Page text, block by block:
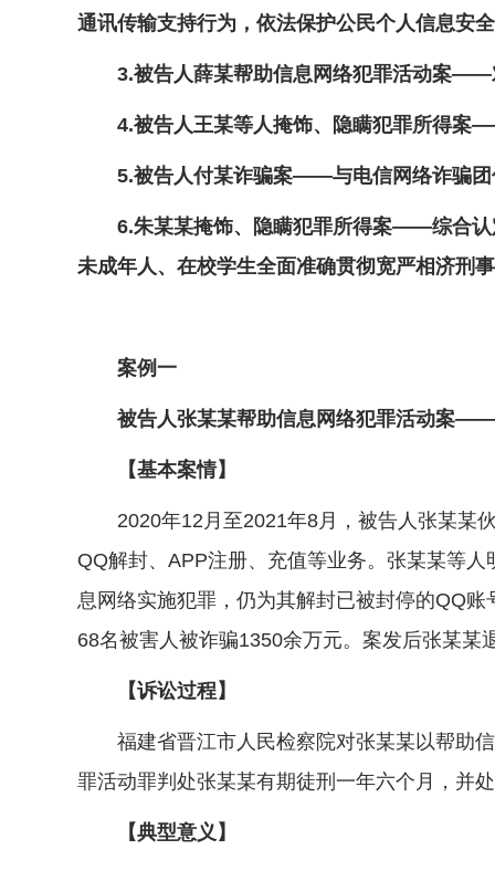
通讯传输支持行为，依法保护公民个人信息安全
3.被告人薛某帮助信息网络犯罪活动案——
4.被告人王某等人掩饰、隐瞒犯罪所得案
5.被告人付某诈骗案——与电信网络诈骗团
6.朱某某掩饰、隐瞒犯罪所得案——综合认
未成年人、在校学生全面准确贯彻宽严相济刑
案例一
被告人张某某帮助信息网络犯罪活动案——
【基本案情】
2020年12月至2021年8月，被告人张某某伙
QQ解封、APP注册、充值等业务。张某某等人
息网络实施犯罪，仍为其解封已被封停的QQ
68名被害人被诈骗1350余万元。案发后张某某
【诉讼过程】
福建省晋江市人民检察院对张某某以帮助信
罪活动罪判处张某某有期徒刑一年六个月，并
【典型意义】